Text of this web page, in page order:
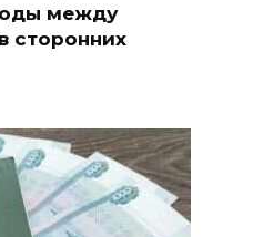
между
сторонних